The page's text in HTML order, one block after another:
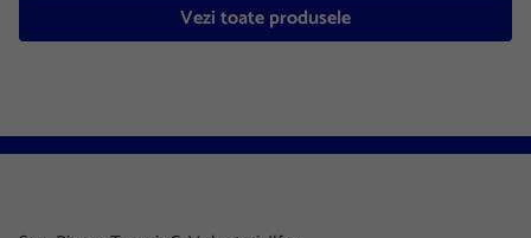
Vezi toate produsele